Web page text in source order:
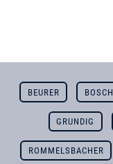
BEURER BOSCH
GRUNDIG
ROMMELSBACHER